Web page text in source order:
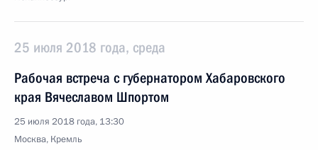
25 июля 2018 года, среда
Рабочая встреча с губернатором Хабаровского
края Вячеславом Шпортом
25 июля 2018 года, 13:30
Москва, Кремль